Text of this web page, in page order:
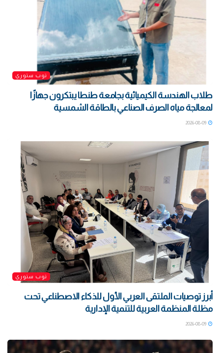
توب ستوري
طلاب الهندسة الكيميائية بجامعة طنطا يبتكرون جهازًا
لمعالجة مياه الصرف الصناعي بالطاقة الشمسية
توب ستوري
أبرز توصيات الملتقى العربي الأول للذكاء الاصطناعي تحت
مظلة المنظمة العربية للتنمية الإدارية